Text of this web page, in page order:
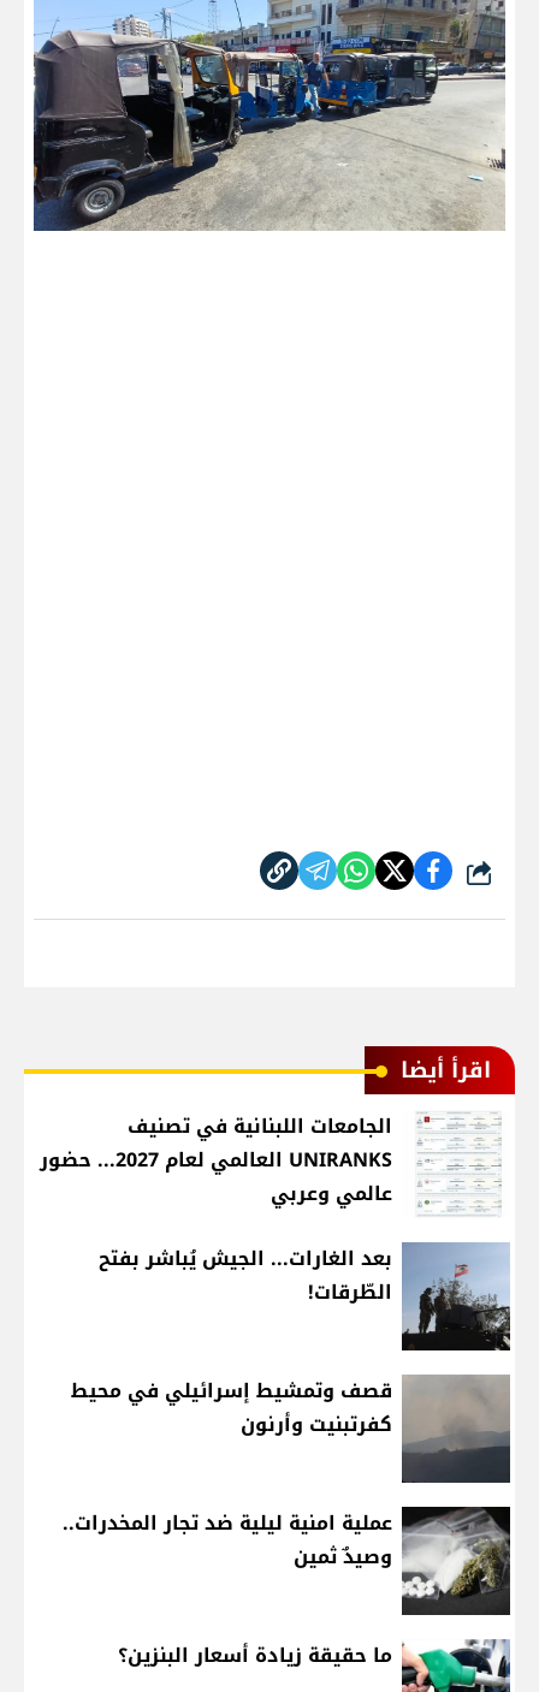
شارك
اقرأ أيضا
الجامعات اللبنانية في تصنيف
UNIRANKS العالمي لعام 2027... حضور
عالمي وعربي
بعد الغارات... الجيش يُباشر بفتح
الطّرقات!
قصف وتمشيط إسرائيلي في محيط
كفرتبنيت وأرنون
عملية امنية ليلية ضد تجار المخدرات..
وصيدٌ ثمين
ما حقيقة زيادة أسعار البنزين؟